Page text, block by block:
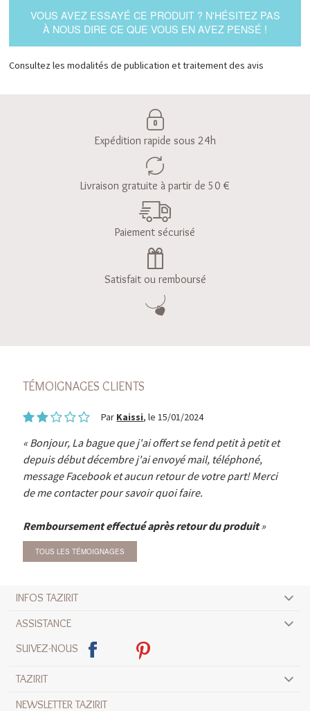
VOUS AVEZ ESSAYÉ CE PRODUIT ? N'HÉSITEZ PAS
À NOUS DIRE CE QUE VOUS EN AVEZ PENSÉ !
Consultez les modalités de publication et traitement des avis
Expédition rapide sous 24h
Livraison gratuite à partir de 50 €
Paiement sécurisé
Satisfait ou remboursé
TÉMOIGNAGES CLIENTS
Par Kaissi, le 15/01/2024
Bonjour, La bague que j'ai offert se fend petit à petit et
depuis début décembre j'ai envoyé mail, téléphoné,
message Facebook et aucun retour de votre part! Merci
de me contacter pour savoir quoi faire.
Remboursement effectué après retour du produit
TOUS LES TÉMOIGNAGES
INFOS TAZIRIT
ASSISTANCE
SUIVEZ-NOUS
TAZIRIT
NEWSLETTER TAZIRIT